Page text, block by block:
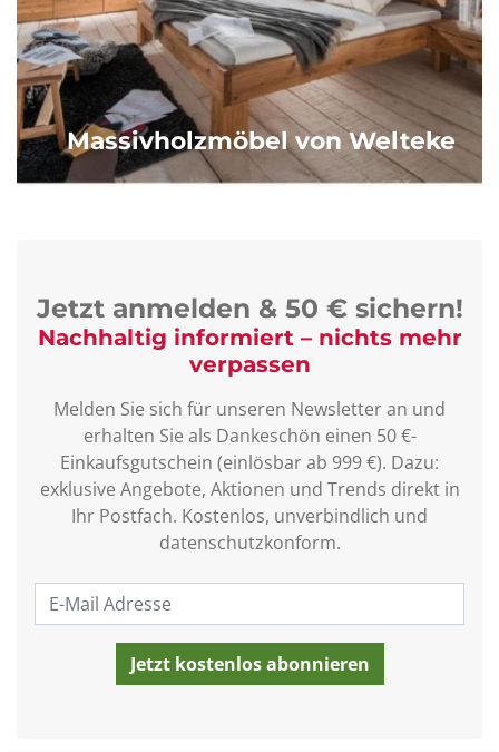
Massivholzmöbel von Welteke
Jetzt anmelden & 50 € sichern!
Nachhaltig informiert – nichts mehr
verpassen
Melden Sie sich für unseren Newsletter an und
erhalten Sie als Dankeschön einen 50 €-
Einkaufsgutschein (einlösbar ab 999 €). Dazu:
exklusive Angebote, Aktionen und Trends direkt in
Ihr Postfach. Kostenlos, unverbindlich und
datenschutzkonform.